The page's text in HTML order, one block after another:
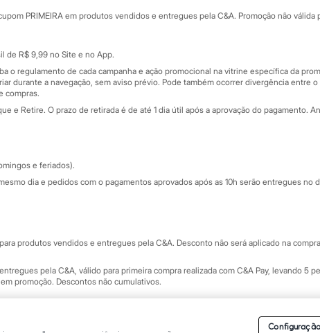
Cupons de desconto
PRIMEIRA em produtos vendidos e entregues pela C&A. Promoção não
de R$ 9,99 no Site e no App.
o regulamento de cada campanha e ação promocional na vitrine específica da
durante a navegação, sem aviso prévio. Pode também ocorrer divergência
compras.
e Retire. O prazo de retirada é de até 1 dia útil após a aprovação do
e feriados).
dia e pedidos com o pagamentos aprovados após as 10h serão entregues
produtos vendidos e entregues pela C&A. Desconto não será aplicado na
pela C&A, válido para primeira compra realizada com C&A Pay, levando 5
promoção. Descontos não cumulativos.